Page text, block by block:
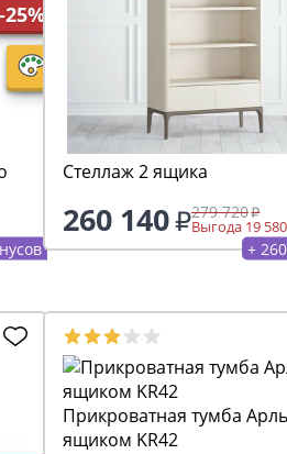
-25%
Стеллаж 2 ящика
260 140 279 720
Выгода 19 580
+
Прикроватная тумба
ящиком KR42